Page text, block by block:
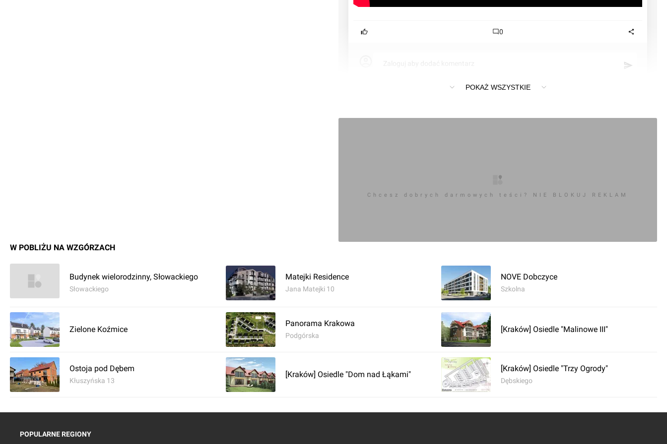
0
Zaloguj aby dodać komentarz
POKAŻ WSZYSTKIE
Chcesz dobrych darmowych teści? NIE BLOKUJ REKLAM
W POBLIŻU NA WZGÓRZACH
Budynek wielorodzinny, Słowackiego
Słowackiego
Matejki Residence
Jana Matejki 10
NOVE Dobczyce
Szkolna
Zielone Koźmice
Panorama Krakowa
Podgórska
[Kraków] Osiedle "Malinowe III"
Ostoja pod Dębem
Kłuszyńska 13
[Kraków] Osiedle "Dom nad Łąkami"
[Kraków] Osiedle "Trzy Ogrody"
Dębskiego
POPULARNE REGIONY